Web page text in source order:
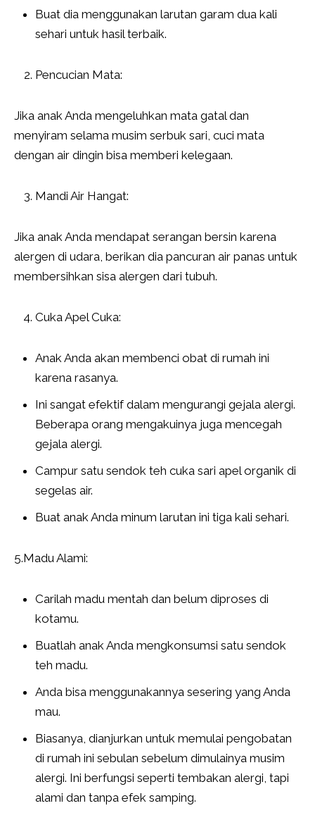
Buat dia menggunakan larutan garam dua kali
sehari untuk hasil terbaik.
Pencucian Mata:
Jika anak Anda mengeluhkan mata gatal dan
menyiram selama musim serbuk sari, cuci mata
dengan air dingin bisa memberi kelegaan.
Mandi Air Hangat:
Jika anak Anda mendapat serangan bersin karena
alergen di udara, berikan dia pancuran air panas untuk
membersihkan sisa alergen dari tubuh.
Cuka Apel Cuka:
Anak Anda akan membenci obat di rumah ini
karena rasanya.
Ini sangat efektif dalam mengurangi gejala alergi.
Beberapa orang mengakuinya juga mencegah
gejala alergi.
Campur satu sendok teh cuka sari apel organik di
segelas air.
Buat anak Anda minum larutan ini tiga kali sehari.
5.Madu Alami:
Carilah madu mentah dan belum diproses di
kotamu.
Buatlah anak Anda mengkonsumsi satu sendok
teh madu.
Anda bisa menggunakannya sesering yang Anda
mau.
Biasanya, dianjurkan untuk memulai pengobatan
di rumah ini sebulan sebelum dimulainya musim
alergi. Ini berfungsi seperti tembakan alergi, tapi
alami dan tanpa efek samping.